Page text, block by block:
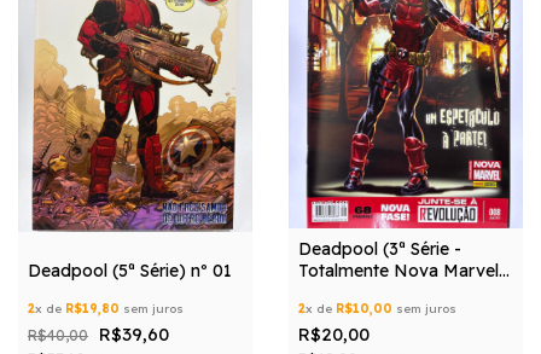
Deadpool (5ª Série) nº 01
2x de R$19,80 sem juros
R$40,00 R$39,60
Deadpool (3ª Série -
Totalmente Nova Marvel)
2x de R$10,00 sem juros
R$20,00